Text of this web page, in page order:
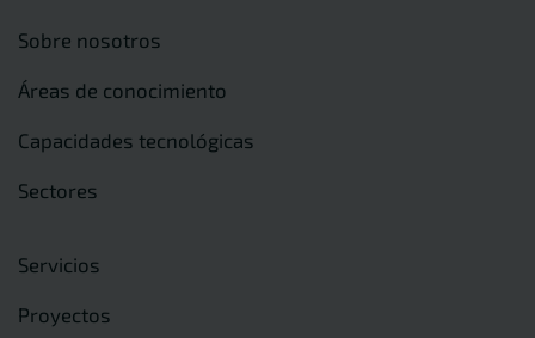
Sobre nosotros
Áreas de conocimiento
Capacidades tecnológicas
Sectores
Servicios
Proyectos